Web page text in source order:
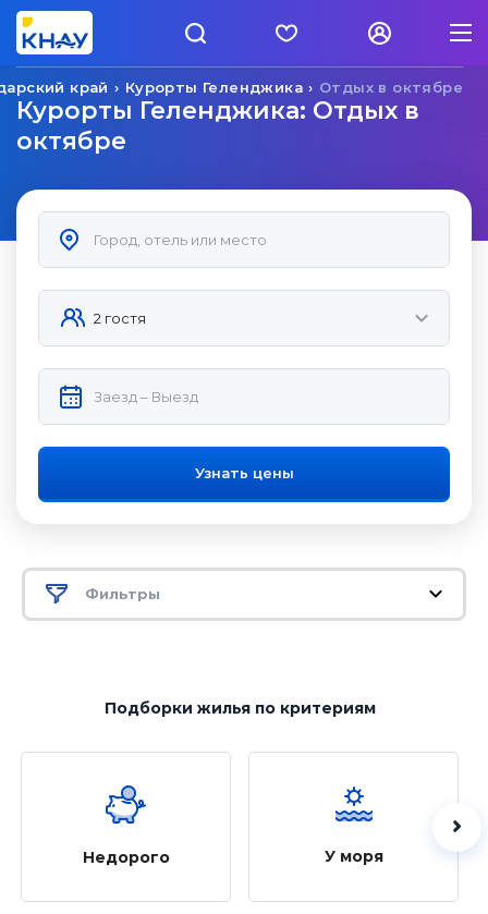
Отдых в октябре
Курорты Геленджика
край
Курорты Геленджика: Отдых в
октябре
Узнать цены
Фильтры
Подборки жильяпо критериям
Недорого У моря